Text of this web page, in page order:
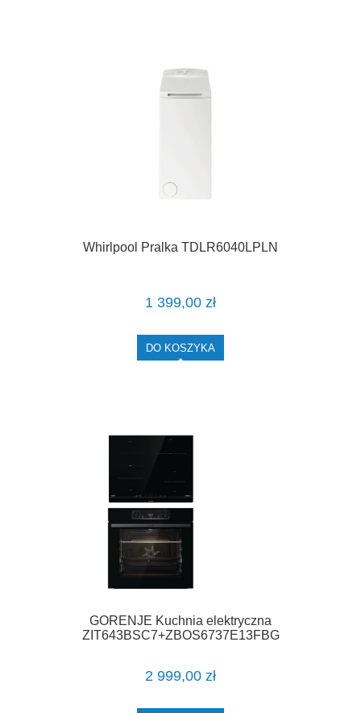
Whirlpool Pralka TDLR6040LPLN
1 399,00 zł
DO KOSZYKA
GORENJE Kuchnia elektryczna
ZIT643BSC7+ZBOS6737E13FBG
2 999,00 zł